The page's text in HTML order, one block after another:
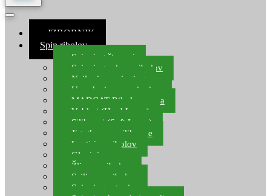
≡ IZBORNIK
Spin ribolov
Spinning štapovi
Spinning role za ribolov
Najloni za spinning
Upredenice za spinning
MADCAT Ribolov soma
Vobleri (Hard Lures)
Silikonci (Soft Lures)
Jig glave za silikonce
Leptiri za ribolov
Glavinjare
Žlice za ribolov
Sajlice za ribolov
Spinning setovi